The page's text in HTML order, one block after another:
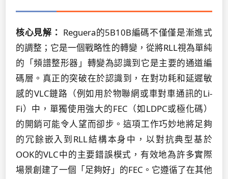
核心見解： Reguera的5B10B編碼不僅僅是漸進式
的調整；它是一個戰略性的轉變，從將RLL視為單純
的「頻譜整形器」轉變為認識到它是主要的通道編
碼層。真正的突破在於認識到，在對功耗和延遲敏
感的VLC鏈路（例如用於物聯網或車對車通訊的Li-
Fi）中，單獨使用強大的FEC（如LDPC或極化碼）
的開銷可能令人望而卻步。這項工作巧妙地將足夠
的冗餘嵌入到RLL結構本身中，以對抗典型基於
OOK的VLC中的主要錯誤模式，有效地為許多實際
場景創建了一個「足夠好」的FEC。它遵循了在其他